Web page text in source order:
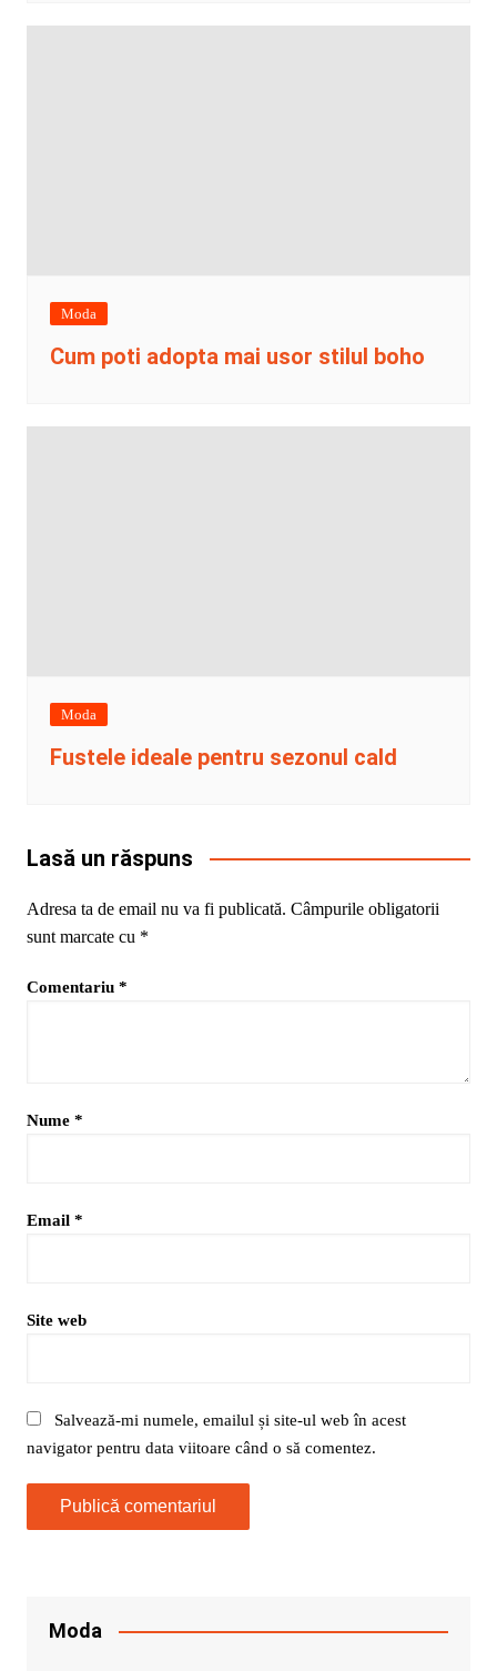
Moda
Cum poti adopta mai usor stilul boho
Moda
Fustele ideale pentru sezonul cald
Lasă un răspuns
Adresa ta de email nu va fi publicată. Câmpurile obligatorii
sunt marcate cu *
Comentariu *
Nume *
Email *
Site web
Salvează-mi numele, emailul și site-ul web în acest
navigator pentru data viitoare când o să comentez.
Moda